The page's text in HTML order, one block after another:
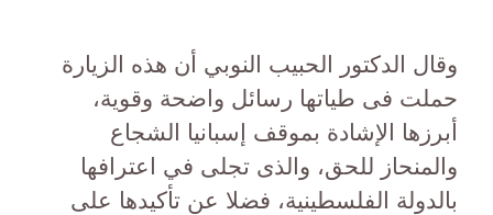
وقال الدكتور الحبيب النوبي أن هذه الزيارة
حملت فى طياتها رسائل واضحة وقوية،
أبرزها الإشادة بموقف إسبانيا الشجاع
والمنحاز للحق، والذى تجلى في اعترافها
بالدولة الفلسطينية، فضلا عن تأكيدها على